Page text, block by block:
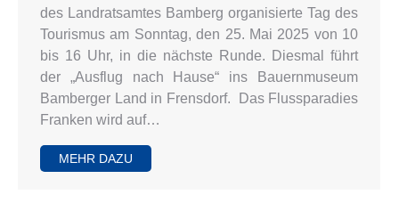
des Landratsamtes Bamberg organisierte Tag des
Tourismus am Sonntag, den 25. Mai 2025 von 10
bis 16 Uhr, in die nächste Runde. Diesmal führt
der „Ausflug nach Hause“ ins Bauernmuseum
Bamberger Land in Frensdorf. Das Flussparadies
Franken wird auf…
MEHR DAZU